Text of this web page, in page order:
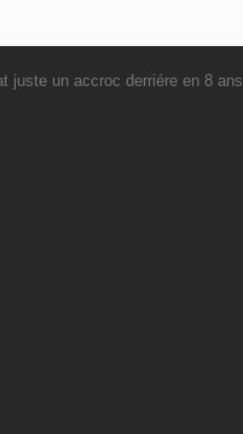
juste un accroc derriére en 8 ans